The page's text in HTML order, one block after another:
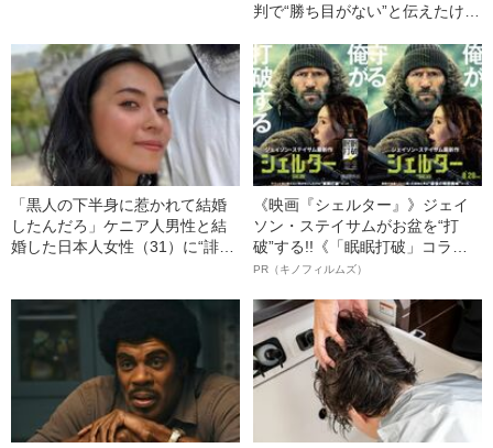
判で“勝ち目がない”と伝えたけれ
幸三を説得できなかった「長男
の葛藤」
「黒人の下半身に惹かれて結婚
したんだろ」ケニア人男性と結
婚した日本人女性（31）に“誹謗
《映画『シェルター』》ジェイ
ソン・ステイサムがお盆を“打
破”する!!《「眠眠打破」コラ
ボ》
PR（キノフィルムズ）